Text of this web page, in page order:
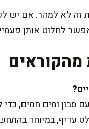
לא למהר. אם יש
לחלוט אותן
מהקוראים
ומים חמים,
עדיף, במיוחד